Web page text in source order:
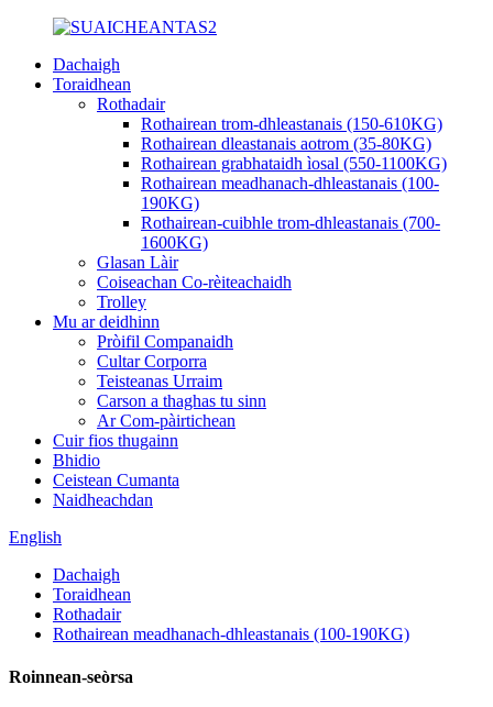
Dachaigh
Toraidhean
Rothadair
Rothairean trom-dhleastanais (150-610KG)
Rothairean dleastanais aotrom (35-80KG)
Rothairean grabhataidh ìosal (550-1100KG)
Rothairean meadhanach-dhleastanais (100-
190KG)
Rothairean-cuibhle trom-dhleastanais (700-
1600KG)
Glasan Làir
Coiseachan Co-rèiteachaidh
Trolley
Mu ar deidhinn
Pròifil Companaidh
Cultar Corporra
Teisteanas Urraim
Carson a thaghas tu sinn
Ar Com-pàirtichean
Cuir fios thugainn
Bhidio
Ceistean Cumanta
Naidheachdan
English
Dachaigh
Toraidhean
Rothadair
Rothairean meadhanach-dhleastanais (100-190KG)
Roinnean-seòrsa